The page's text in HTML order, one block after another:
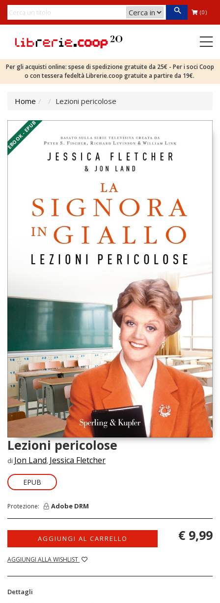
(0)
Per gli acquisti online: spese di spedizione gratuite da 25€ - Per i soci Coop
o con tessera fedeltà Librerie.coop gratuite a partire da 19€.
Home Lezioni pericolose
EBOOK - EPUB
Lezioni pericolose
di Jon Land, Jessica Fletcher
EPUB
Protezione: Adobe DRM
AGGIUNGI AL CARRELLO
AGGIUNGI ALLA WISHLIST
€ 9,99
Dettagli